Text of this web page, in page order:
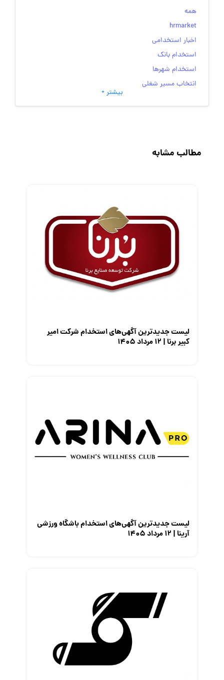
همه
hrmarket
اخبار استخدامی
استخدام بانک
استخدام شهرها
انتخاب مسیر شغلی
به‌روزرسانی‌های سایت (کارجویی)
رزومه
کارفرمایان
گزارش‌های آماری
معرفی متخصصان منابع انسانی
بیشتر +
مطالب مشابه
لیست جدیدترین آگهی‌های استخدام شرکت امیر
کبیر برنا | ۱۲ مرداد ۱۴۰۵
لیست جدیدترین آگهی‌های استخدام باشگاه ورزشی
آرینا | ۱۲ مرداد ۱۴۰۵